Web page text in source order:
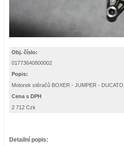
Obj. číslo:
01773640800002
Popis:
Motorek stěračů BOXER - JUMPER -
Cena s DPH
2 712 Czk
Detailní popis: